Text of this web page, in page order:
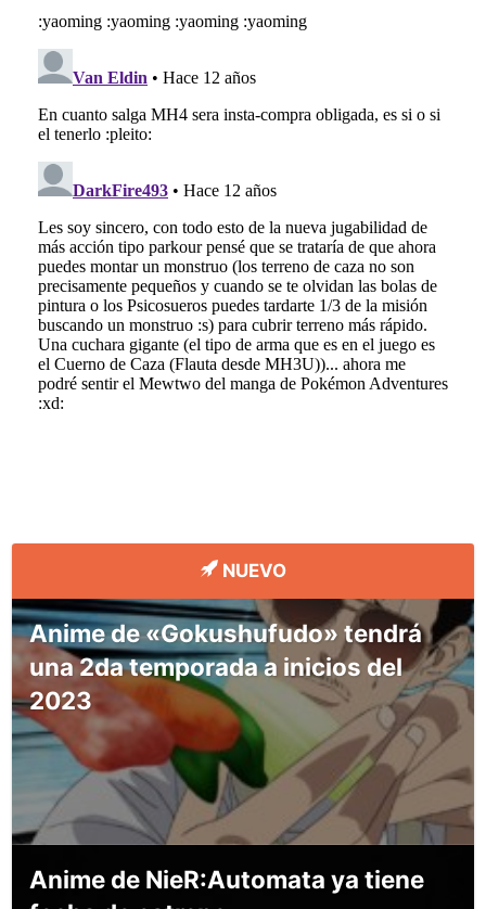
NUEVO
Anime de «Gokushufudo» tendrá
una 2da temporada a inicios del
2023
Anime de NieR:Automata ya tiene